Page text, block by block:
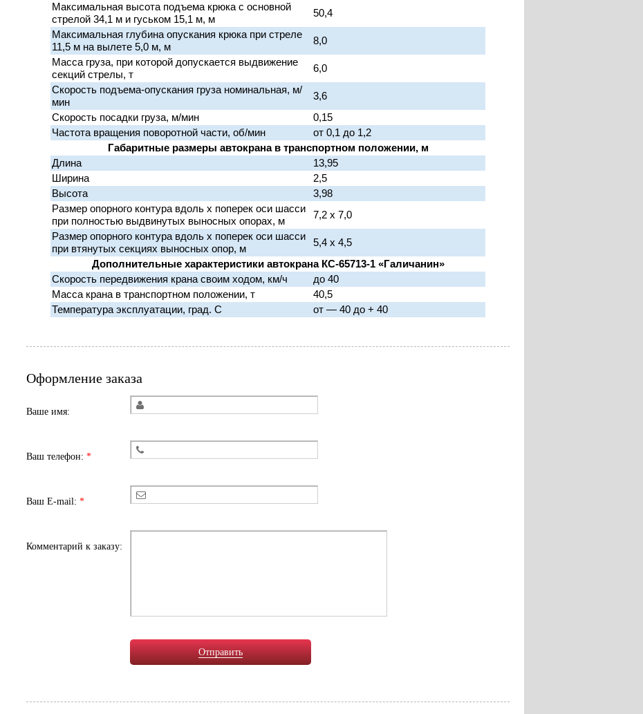
Максимальная высота подъема крюка с основной
стрелой 34,1 м и гуськом 15,1 м, м
50,4
Максимальная глубина опускания крюка при стреле
11,5 м на вылете 5,0 м, м
8,0
Масса груза, при которой допускается выдвижение
секций стрелы, т
6,0
Скорость подъема-опускания груза номинальная, м/
мин
3,6
Скорость посадки груза, м/мин
0,15
Частота вращения поворотной части, об/мин
от 0,1 до 1,2
Габаритные размеры автокрана в транспортном положении, м
Длина
13,95
Ширина
2,5
Высота
3,98
Размер опорного контура вдоль х поперек оси шасси
при полностью выдвинутых выносных опорах, м
7,2 х 7,0
Размер опорного контура вдоль х поперек оси шасси
при втянутых секциях выносных опор, м
5,4 х 4,5
Дополнительные характеристики автокрана КС-65713-1 «Галичанин»
Скорость передвижения крана своим ходом, км/ч
до 40
Масса крана в транспортном положении, т
40,5
Температура эксплуатации, град. С
от — 40 до + 40
Оформление заказа
Ваше имя:
Ваш телефон: *
Ваш E-mail: *
Комментарий к заказу:
Отправить